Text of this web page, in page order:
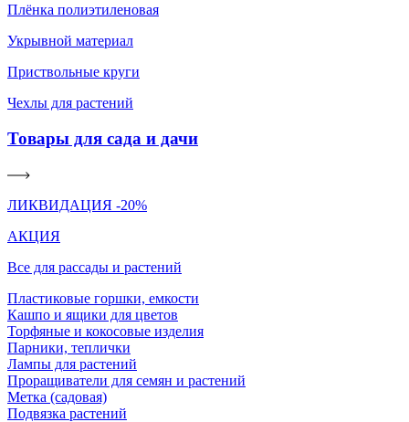
Плёнка полиэтиленовая
Укрывной материал
Приствольные круги
Чехлы для растений
Товары для сада и дачи
ЛИКВИДАЦИЯ -20%
АКЦИЯ
Все для рассады и растений
Пластиковые горшки, емкости
Кашпо и ящики для цветов
Торфяные и кокосовые изделия
Парники, теплички
Лампы для растений
Проращиватели для семян и растений
Метка (садовая)
Подвязка растений